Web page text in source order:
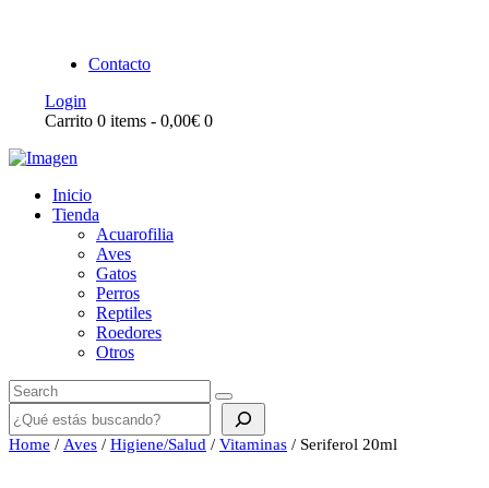
Contacto
Login
Carrito 0 items - 0,00€ 0
Inicio
Tienda
Acuarofilia
Aves
Gatos
Perros
Reptiles
Roedores
Otros
Buscar
Home / Aves / Higiene/Salud / Vitaminas / Seriferol 20ml